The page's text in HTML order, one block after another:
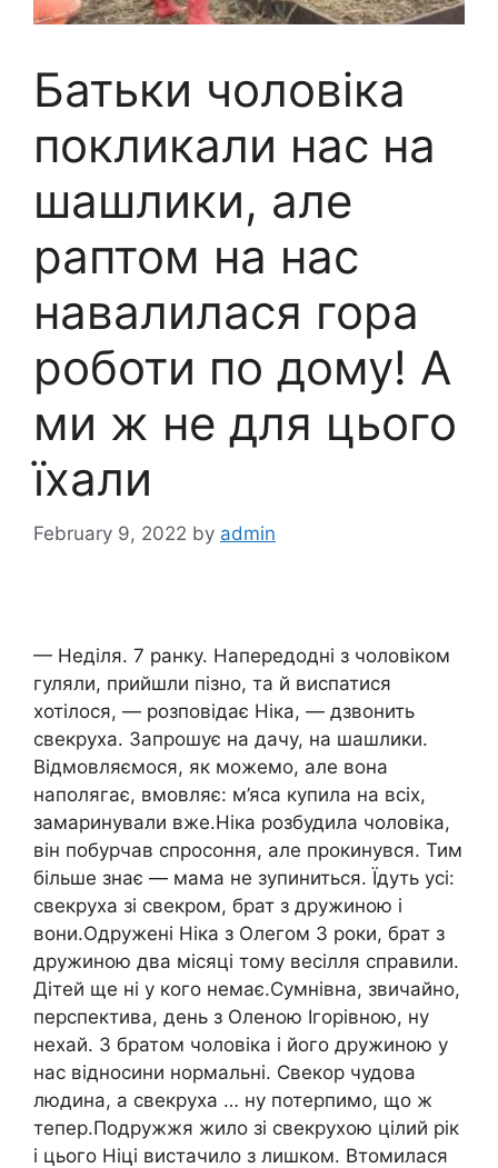
Батьки чоловіка
покликали нас на
шашлики, але
раптом на нас
навалилася гора
роботи по дому! А
ми ж не для цього
їхали
February 9, 2022 by admin
— Неділя. 7 ранку. Напередодні з чоловіком
гуляли, прийшли пізно, та й виспатися
хотілося, — розповідає Ніка, — дзвонить
свекруха. Запрошує на дачу, на шашлики.
Відмовляємося, як можемо, але вона
наполягає, вмовляє: м’яса купила на всіх,
замаринували вже.Ніка розбудила чоловіка,
він побурчав спросоння, але прокинувся. Тим
більше знає — мама не зупиниться. Їдуть усі:
свекруха зі свекром, брат з дружиною і
вони.Одружені Ніка з Олегом 3 роки, брат з
дружиною два місяці тому весілля справили.
Дітей ще ні у кого немає.Сумнівна, звичайно,
перспектива, день з Оленою Ігорівною, ну
нехай. З братом чоловіка і його дружиною у
нас відносини нормальні. Свекор чудова
людина, а свекруха … ну потерпимо, що ж
тепер.Подружжя жило зі свекрухою цілий рік
і цього Ніці вистачило з лишком. Втомилася